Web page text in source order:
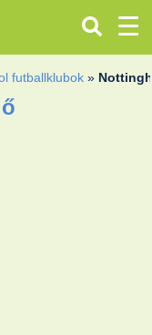
futballklubok »